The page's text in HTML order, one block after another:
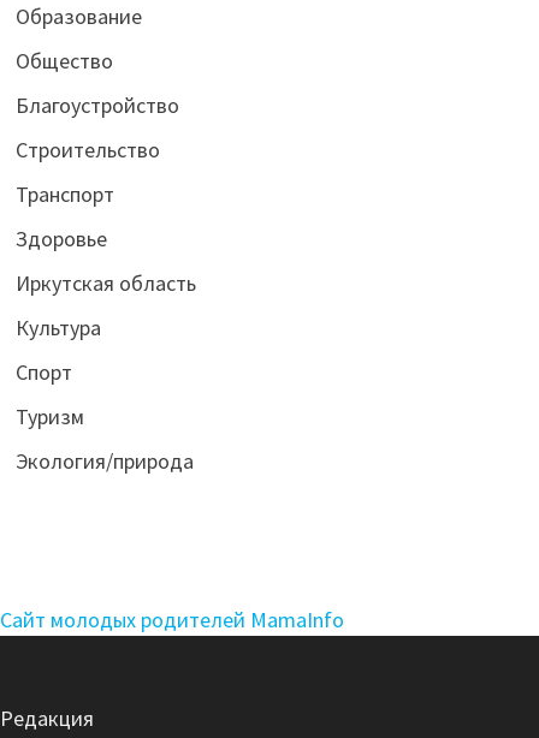
Образование
Общество
Благоустройство
Строительство
Транспорт
Здоровье
Иркутская область
Культура
Спорт
Туризм
Экология/природа
Сайт молодых родителей MamaInfo
Редакция